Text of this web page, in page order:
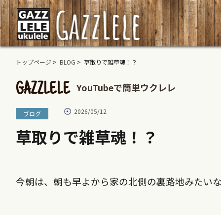
トップページ > BLOG > 草取りで雑草魂！？
GAZZLELE YouTubeで簡単ウクレレ
ブログ 2026/05/12
草取りで雑草魂！？
今朝は、朝も早よから家の北側の裏路地みたい